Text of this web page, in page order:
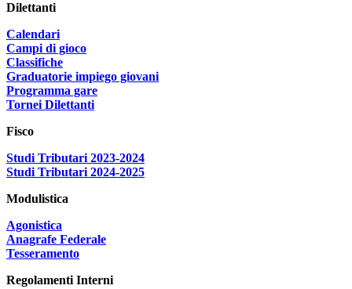
Dilettanti
Calendari
Campi di gioco
Classifiche
Graduatorie impiego giovani
Programma gare
Tornei Dilettanti
Fisco
Studi Tributari 2023-2024
Studi Tributari 2024-2025
Modulistica
Agonistica
Anagrafe Federale
Tesseramento
Regolamenti Interni